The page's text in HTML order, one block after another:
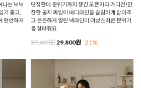
나는 넉넉
기 좋고,
편안하게
단정한데 분위기까지 챙긴 오픈카라 가디건!잔
잔한 골지 짜임이 바디라인을 슬림하게 잡아주
고 은은하게 열린 넥라인이 여성스러운 분위기
를 살려줘요
37,600원 29,800원 21%